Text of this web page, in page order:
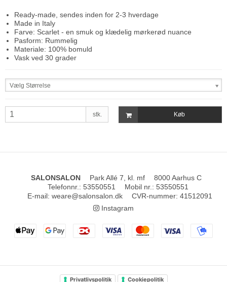
Ready-made, sendes inden for 2-3 hverdage
Made in Italy
Farve: Scarlet - en smuk og klædelig mørkerød nuance
Pasform: Rummelig
Materiale: 100% bomuld
Vask ved 30 grader
Vælg Størrelse
stk. Køb
SALONSALON Park Allé 7, kl. mf
8000 Aarhus C
Telefonnr. : 53550551 Mobil nr. : 53550551
E-mail: weare@salonsalon.dk CVR-nummer: 41512091
Instagram
Privatlivspolitik Cookiepolitik